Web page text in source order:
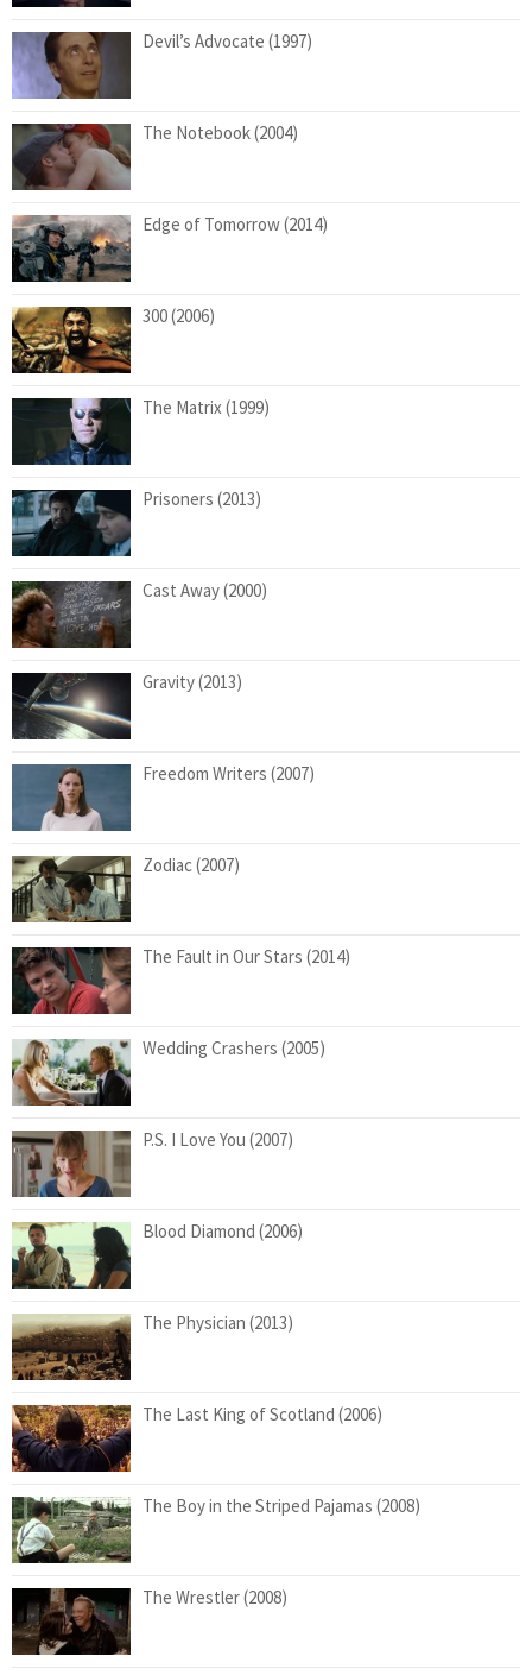
Devil’s Advocate (1997)
The Notebook (2004)
Edge of Tomorrow (2014)
300 (2006)
The Matrix (1999)
Prisoners (2013)
Cast Away (2000)
Gravity (2013)
Freedom Writers (2007)
Zodiac (2007)
The Fault in Our Stars (2014)
Wedding Crashers (2005)
P.S. I Love You (2007)
Blood Diamond (2006)
The Physician (2013)
The Last King of Scotland (2006)
The Boy in the Striped Pajamas (2008)
The Wrestler (2008)